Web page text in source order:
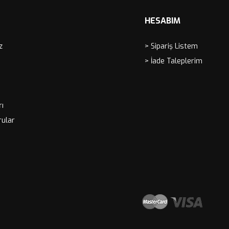
HESABIM
> Sipariş Listem
> İade Taleplerim